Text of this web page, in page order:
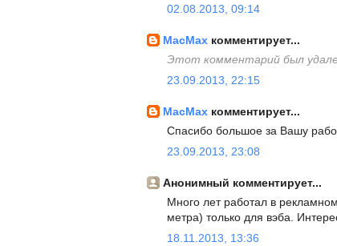
02.08.2013, 09:14
MacMax комментирует...
Этот комментарий был
23.09.2013, 22:15
MacMax комментирует...
Спасибо большое за Вашу
23.09.2013, 23:08
Анонимный комментирует...
Много лет работал в
метра) только для вэба.
18.11.2013, 13:36